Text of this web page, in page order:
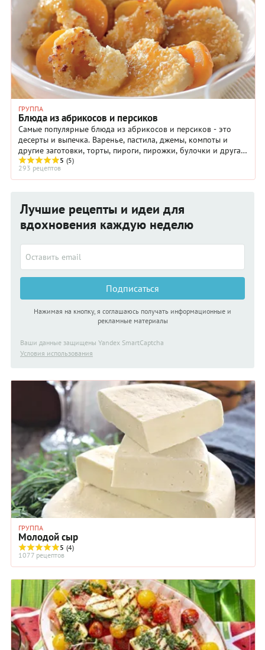
ГРУППА
Блюда из абрикосов и персиков
Самые популярные блюда из абрикосов и персиков - это
десерты и выпечка. Варенье, пастила, джемы, компоты и
другие заготовки, торты, пироги, пирожки, булочки и другая
выпечка с абрикосами и персиками.
5 (5)
293 рецептов
Лучшие рецепты и идеи для
вдохновения каждую неделю
Подписаться
Нажимая на кнопку, я соглашаюсь получать информационные и
рекламные материалы
Ваши данные защищены Yandex SmartCaptcha
Условия использования
ГРУППА
Молодой сыр
5 (4)
1077 рецептов